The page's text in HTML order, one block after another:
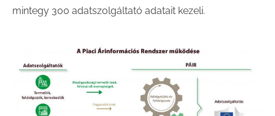
mintegy 300 adatszolgáltató adatait kezeli.